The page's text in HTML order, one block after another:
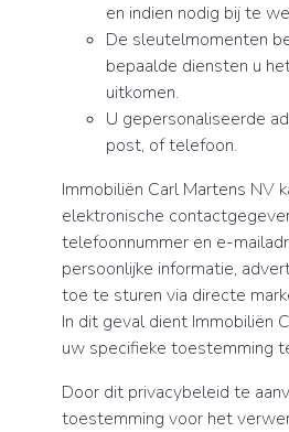
en indien nodig bij te
De sleutelmomenten
bepaalde diensten u
uitkomen.
U gepersonaliseerde
post, of telefoon.
Immobiliën Carl Martens NV
elektronische
telefoonnummer en e-
persoonlijke informatie,
toe te sturen via directe
In dit geval dient Immobiliën
uw specifieke toestemming
Door dit privacybeleid te
toestemming voor het